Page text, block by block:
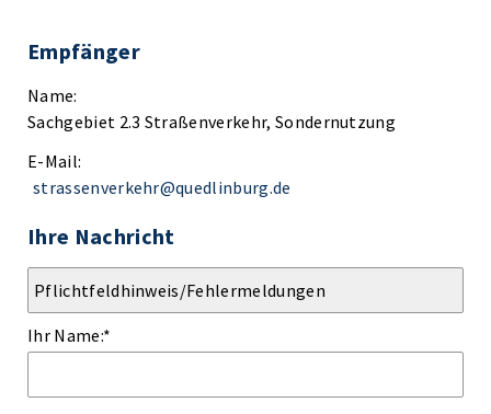
Empfänger
Name:
Sachgebiet 2.3 Straßenverkehr, Sondernutzung
E-Mail:
strassenverkehr@quedlinburg.de
Ihre Nachricht
Ihr Name:*